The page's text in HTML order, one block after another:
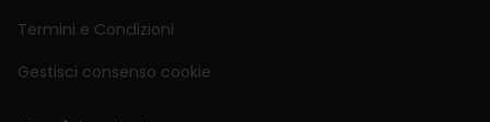
Termini e Condizioni
Gestisci consenso cookie